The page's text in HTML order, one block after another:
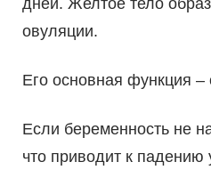
дней. Желтое тело
овуляции.
Его основная функция –
Если беременность не
что приводит к падению